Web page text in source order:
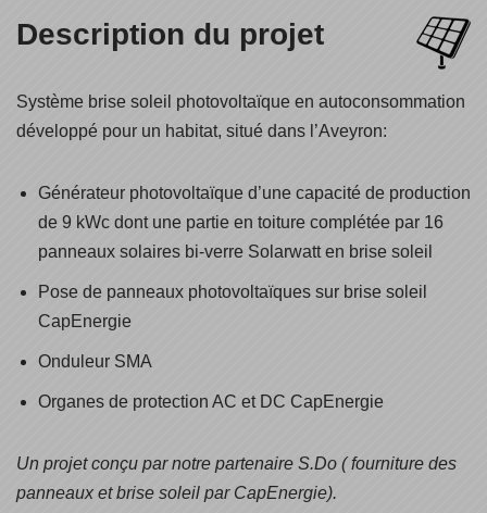
Description du projet
Système brise soleil photovoltaïque en autoconsommation
développé pour un habitat, situé dans l’Aveyron:
Générateur photovoltaïque d’une capacité de production
de 9 kWc dont une partie en toiture complétée par 16
panneaux solaires bi-verre Solarwatt en brise soleil
Pose de panneaux photovoltaïques sur brise soleil
CapEnergie
Onduleur SMA
Organes de protection AC et DC CapEnergie
Un projet conçu par notre partenaire S.Do ( fourniture des
panneaux et brise soleil par CapEnergie).